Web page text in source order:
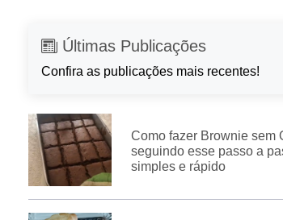
Últimas Publicações
Confira as publicações mais recentes!
Como fazer Brownie sem
seguindo esse passo a
simples e rápido